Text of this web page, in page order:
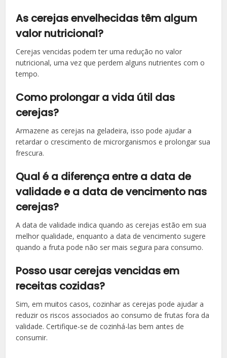
As cerejas envelhecidas têm algum
valor nutricional?
Cerejas vencidas podem ter uma redução no valor
nutricional, uma vez que perdem alguns nutrientes com o
tempo.
Como prolongar a vida útil das
cerejas?
Armazene as cerejas na geladeira, isso pode ajudar a
retardar o crescimento de microrganismos e prolongar sua
frescura.
Qual é a diferença entre a data de
validade e a data de vencimento nas
cerejas?
A data de validade indica quando as cerejas estão em sua
melhor qualidade, enquanto a data de vencimento sugere
quando a fruta pode não ser mais segura para consumo.
Posso usar cerejas vencidas em
receitas cozidas?
Sim, em muitos casos, cozinhar as cerejas pode ajudar a
reduzir os riscos associados ao consumo de frutas fora da
validade. Certifique-se de cozinhá-las bem antes de
consumir.